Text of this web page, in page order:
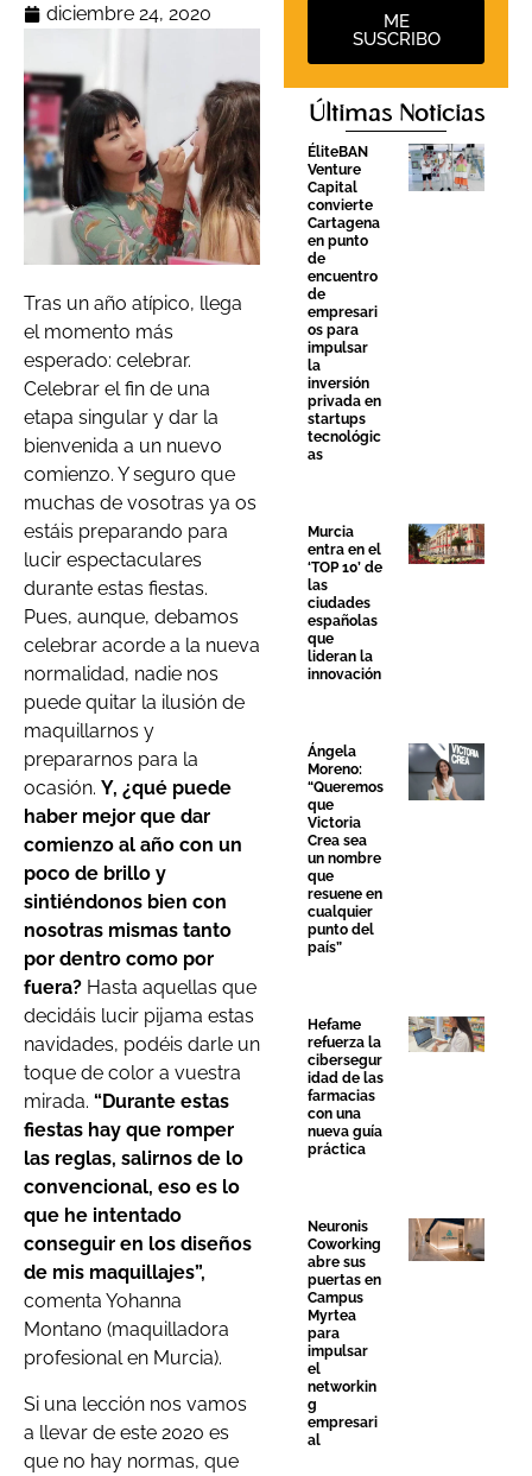
diciembre 24, 2020
Tras un año atípico, llega
el momento más
esperado: celebrar.
Celebrar el fin de una
etapa singular y dar la
bienvenida a un nuevo
comienzo. Y seguro que
muchas de vosotras ya os
estáis preparando para
lucir espectaculares
durante estas fiestas.
Pues, aunque, debamos
celebrar acorde a la nueva
normalidad, nadie nos
puede quitar la ilusión de
maquillarnos y
prepararnos para la
ocasión. Y, ¿qué puede
haber mejor que dar
comienzo al año con un
poco de brillo y
sintiéndonos bien con
nosotras mismas tanto
por dentro como por
fuera? Hasta aquellas que
decidáis lucir pijama estas
navidades, podéis darle un
toque de color a vuestra
mirada. “Durante estas
fiestas hay que romper
las reglas, salirnos de lo
convencional, eso es lo
que he intentado
conseguir en los diseños
de mis maquillajes”,
comenta Yohanna
Montano (maquilladora
profesional en Murcia).
Si una lección nos vamos
a llevar de este 2020 es
que no hay normas, que
ME
SUSCRIBO
Últimas Noticias
ÉliteBAN
Venture
Capital
convierte
Cartagena
en punto
de
encuentro
de
empresari
os para
impulsar
la
inversión
privada en
startups
tecnológic
as
Murcia
entra en el
‘TOP 10’ de
las
ciudades
españolas
que
lideran la
innovación
Ángela
Moreno:
“Queremos
que
Victoria
Crea sea
un nombre
que
resuene en
cualquier
punto del
país”
Hefame
refuerza la
cibersegur
idad de las
farmacias
con una
nueva guía
práctica
Neuronis
Coworking
abre sus
puertas en
Campus
Myrtea
para
impulsar
el
networkin
g
empresari
al